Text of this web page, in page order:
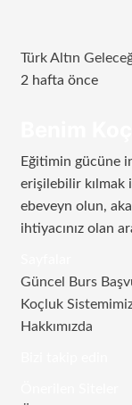
Türk Altın
2 hafta önce
Eğitimin gücüne
erişilebilir kılmak
ebeveyn olun,
ihtiyacınız olan
Güncel Burs
Koçluk
Hakkımızda